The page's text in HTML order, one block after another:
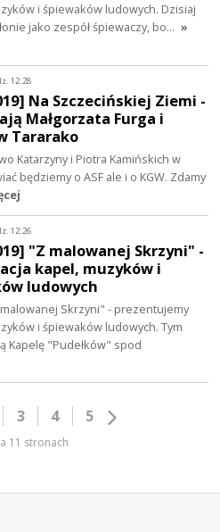
i śpiewaków ludowych. Dzisiaj
jako zespół śpiewaczy, bo… »
12:28
Na Szczecińskiej Ziemi -
Małgorzata Furga i
Tararako
Katarzyny i Piotra Kamińskich w
będziemy o ASF ale i o KGW. Zdamy
12:26
"Z malowanej Skrzyni" -
kapel, muzyków i
ludowych
Skrzyni" - prezentujemy
i śpiewaków ludowych. Tym
Kapelę "Pudełków" spod
3 4 5
11 stronach